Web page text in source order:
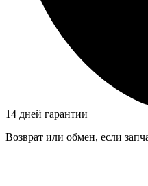
14 дней гарантии
Возврат или обмен, если